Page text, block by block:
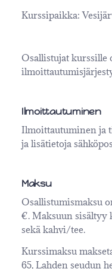
Kurssipaikka:
Osallistujat kurssille
Ilmoittautuminen
Ilmoittautuminen ja
ja lisätietoja
Maksu
Osallistumismaksu
€. Maksuun sisältyy
sekä kahvi/tee.
Kurssimaksu
65, Lahden seudun